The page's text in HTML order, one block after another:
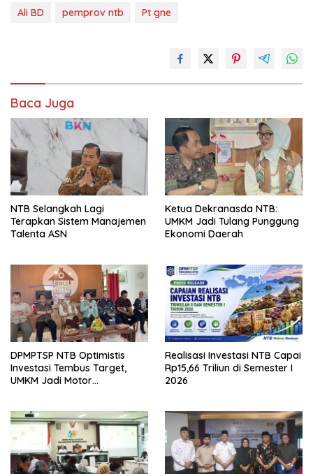
Ali BD pemprov ntb Pt gne
Baca Juga
NTB Selangkah Lagi
Terapkan Sistem Manajemen
Talenta ASN
Ketua Dekranasda NTB:
UMKM Jadi Tulang Punggung
Ekonomi Daerah
DPMPTSP NTB Optimistis
Investasi Tembus Target,
UMKM Jadi Motor
Realisasi Investasi NTB Capai
Rp15,66 Triliun di Semester I
2026